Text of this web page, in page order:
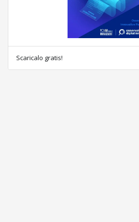
Scaricalo gratis!